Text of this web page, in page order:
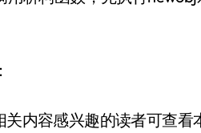
关内容感兴趣的读者可查